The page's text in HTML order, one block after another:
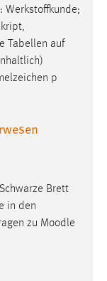
Werkstoffkunde;
Tabellen auf
p
Brett
in den
zu Moodle